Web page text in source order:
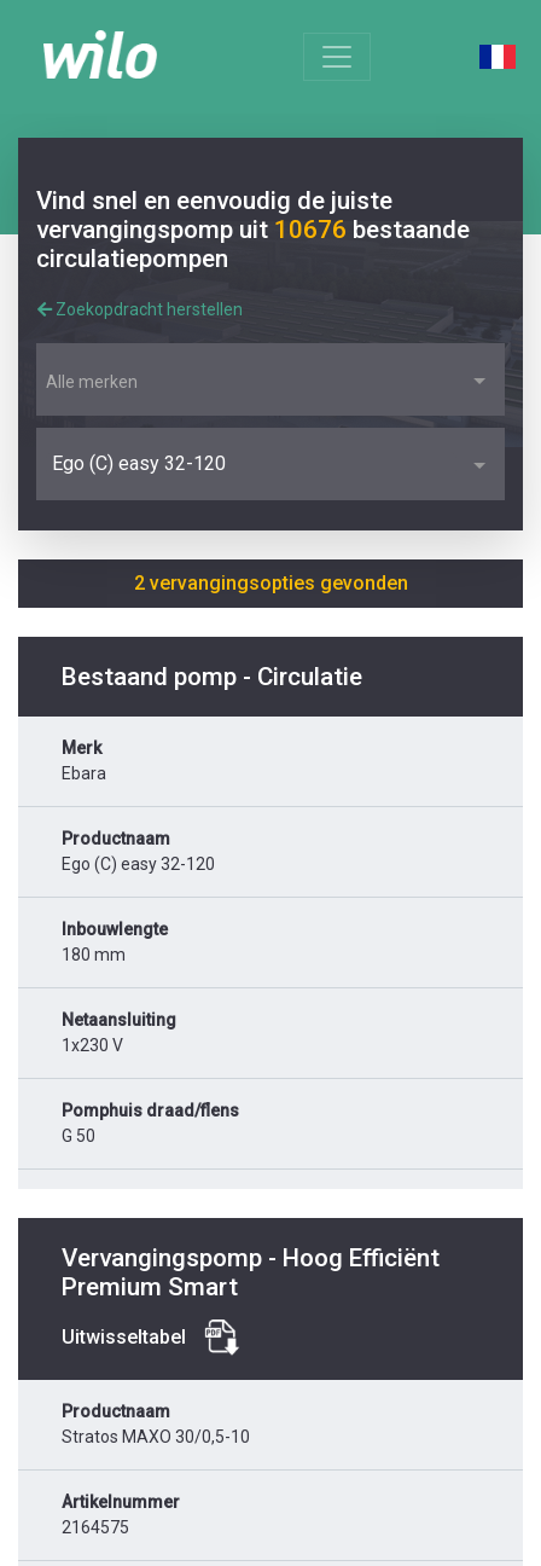
Vind snel en eenvoudig de juiste
vervangingspomp uit 10676 bestaande
circulatiepompen
Zoekopdracht herstellen
Alle merken
Ego (C) easy 32-120
2 vervangingsopties gevonden
Bestaand pomp - Circulatie
Merk
Ebara
Productnaam
Ego (C) easy 32-120
Inbouwlengte
180 mm
Netaansluiting
1x230 V
Pomphuis draad/flens
G 50
Vervangingspomp - Hoog Efficiënt
Premium Smart
Uitwisseltabel
Productnaam
Stratos MAXO 30/0,5-10
Artikelnummer
2164575